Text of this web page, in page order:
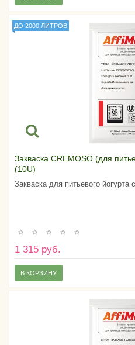
ДО 2000 ЛИТРОВ
Закваска CREMOSO (для
(10U)
Закваска для питьевого йогурта
1 315 руб.
В КОРЗИНУ